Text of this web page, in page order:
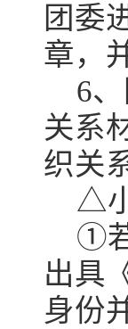
团委
章，
6
关系
织关
△
①
出具
身份